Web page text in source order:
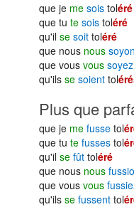
que je mesois toléré
que tutesois toléré
qu'ilsesoit toléré
que nous nous
que vousvoussoyez
qu'ilssesoient tol
Plus que
que je mefusse tol
que tutefusses tol
qu'ilsefût toléré
que nous nous
que vousvous
qu'ilssefussent tol